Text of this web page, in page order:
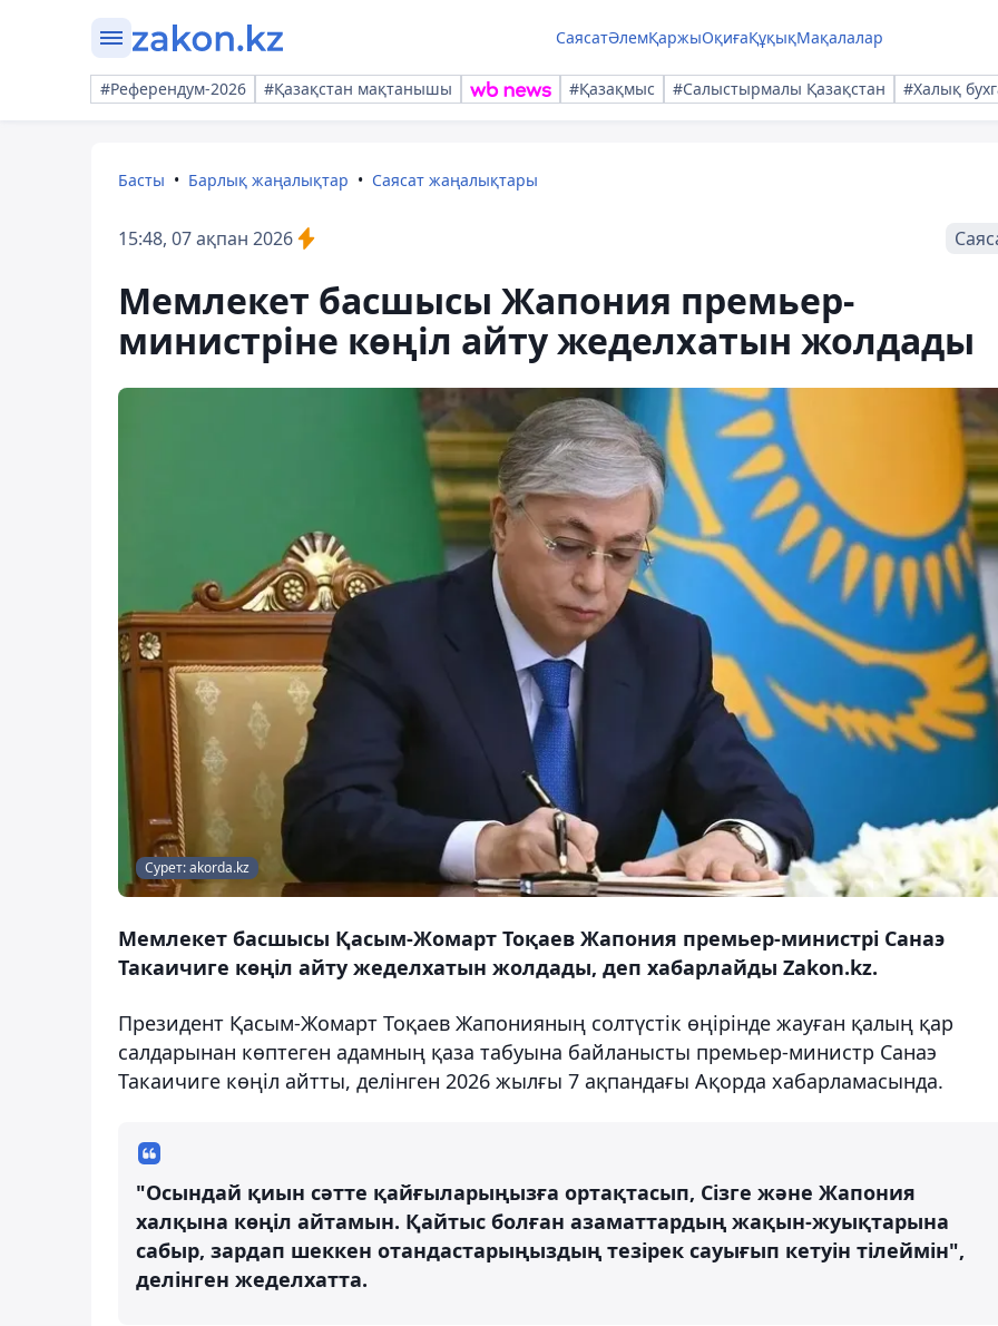
СаясатӘлемҚаржыОқиғаҚұқықМақалалар
#Референдум-2026 #Қазақстан мақтанышы #Қазақмыс #Салыстырмалы Қазақстан #Халық
Басты Барлық жаңалықтар Саясат жаңалықтары
15:48, 07 ақпан 2026
Мемлекет басшысы Жапония премьер-
министріне көңіл айту жеделхатын жолдады
Сурет: akorda.kz
Мемлекет басшысы Қасым-Жомарт Тоқаев Жапония премьер-министрі Санаэ
Такаичиге көңіл айту жеделхатын жолдады, деп хабарлайды Zakon.kz.
Президент Қасым-Жомарт Тоқаев Жапонияның солтүстік өңірінде жауған қалың қар
салдарынан көптеген адамның қаза табуына байланысты премьер-министр Санаэ
Такаичиге көңіл айтты, делінген 2026 жылғы 7 ақпандағы Ақорда хабарламасында.
"Осындай қиын сәтте қайғыларыңызға ортақтасып, Сізге және Жапония
халқына көңіл айтамын. Қайтыс болған азаматтардың жақын-жуықтарына
сабыр, зардап шеккен отандастарыңыздың тезірек сауығып кетуін тілеймін",
делінген жеделхатта.